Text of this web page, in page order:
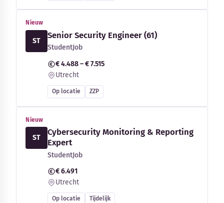
Nieuw
ST
Senior Security Engineer (61)
StudentJob
€ 4.488 – € 7.515
Utrecht
Op locatie ZZP
Nieuw
ST
Cybersecurity Monitoring & Reporting
Expert
StudentJob
€ 6.491
Utrecht
Op locatie Tijdelijk